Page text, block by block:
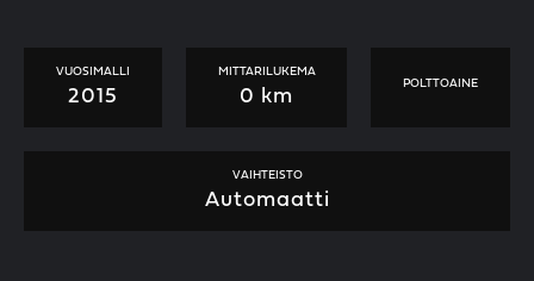
VUOSIMALLI
2015
MITTARILUKEMA
0 km
POLTTOAINE
VAIHTEISTO
Automaatti